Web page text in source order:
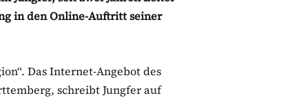
in den Online-Auftritt seiner
Das Internet-Angebot des
schreibt Jungfer auf